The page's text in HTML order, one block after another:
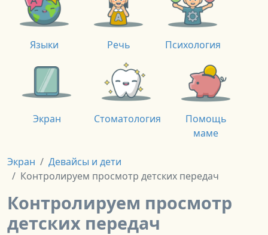
Языки Речь Психология
Экран Стоматология
Помощь
маме
Экран
Девайсы и дети
Контролируем просмотр детских передач
Контролируем просмотр
детских передач